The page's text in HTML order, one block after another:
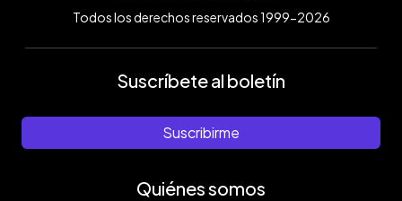
Todos los derechos reservados 1999-2026
Suscríbete al boletín
Suscribirme
Quiénes somos